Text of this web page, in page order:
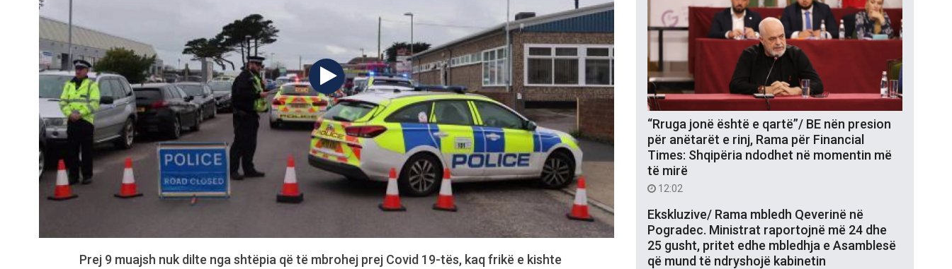
Prej 9 muajsh nuk dilte nga shtëpia që të mbrohej prej Covid 19-tës, kaq frikë e kishte
“Rruga jonë është e qartë”/ BE nën presion
për anëtarët e rinj, Rama për Financial
Times: Shqipëria ndodhet në momentin më
të mirë
12:02
Ekskluzive/ Rama mbledh Qeverinë në
Pogradec. Ministrat raportojnë më 24 dhe
25 gusht, pritet edhe mbledhja e Asamblesë
që mund të ndryshojë kabinetin